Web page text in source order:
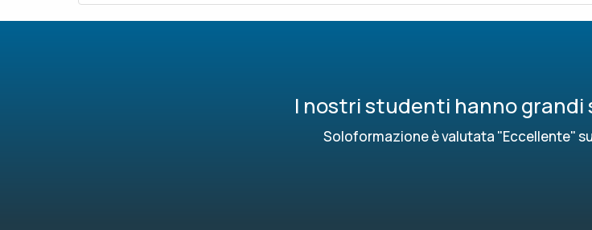
I nostri studenti hanno
Soloformazione è valutata "Eccellente"